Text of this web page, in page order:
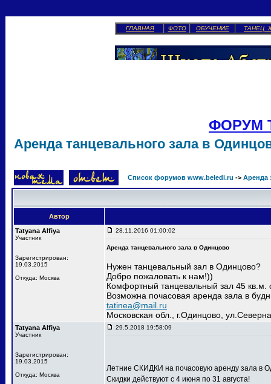
ГЛАВНАЯ ФОТО ОБУЧЕНИЕ ТАНЕЦ
ФОРУМ
Аренда танцевального зала в
Список форумов www.beledi.ru -> Аренда
Автор
Tatyana Alfiya
Участник
Зарегистрирован:
19.03.2015
Откуда: Москва
28.11.2016 01:00:02
Аренда танцевального зала в Одинцово
Нужен танцевальный зал в Одинцово?
Добро пожаловать к нам!))
Комфортный танцевальный зал 45 кв.м.
Возможна почасовая аренда зала в
tatinea@mail.ru
Московская обл., г.Одинцово,
Tatyana Alfiya
Участник
Зарегистрирован:
19.03.2015
Откуда: Москва
29.5.2018 19:58:09
Летние СКИДКИ на почасовую аренду зала в
Скидки действуют с 4 июня по 31 августа!